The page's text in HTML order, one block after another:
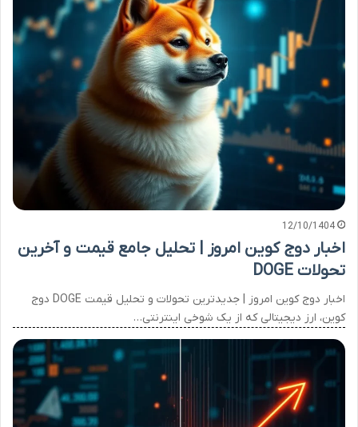
12/10/1404
اخبار دوج کوین امروز | تحلیل جامع قیمت و آخرین
تحولات DOGE
اخبار دوج کوین امروز | جدیدترین تحولات و تحلیل قیمت DOGE دوج
کوین، ارز دیجیتالی که از یک شوخی اینترنتی…